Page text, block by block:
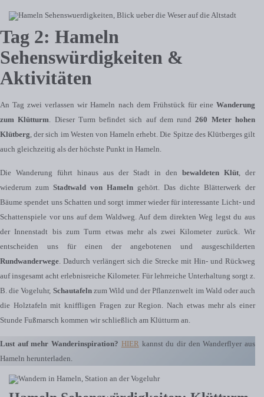
Tag 2: Hameln
Sehenswürdigkeiten &
Aktivitäten
An Tag zwei verlassen wir Hameln nach dem Frühstück für eine Wanderung
zum Klütturm . Dieser Turm befindet sich auf dem rund260 Meter hohen
Klütberg , der sich im Westen von Hameln erhebt. Die Spitze des Klütberges gilt
auch gleichzeitig als der höchste Punkt in Hameln.
Die Wanderung führt hinaus aus der Stadt in den bewaldeten Klüt , der
wiederum zum Stadtwald von Hameln gehört. Das dichte Blätterwerk der
Bäume spendet uns Schatten und sorgt immer wieder für interessante Licht- und
Schattenspiele vor uns auf dem Waldweg. Auf dem direkten Weg legst du aus
der Innenstadt bis zum Turm etwas mehr als zwei Kilometer zurück. Wir
entscheiden uns für einen der angebotenen und ausgeschilderten
Rundwanderwege . Dadurch verlängert sich die Strecke mit Hin- und Rückweg
auf insgesamt acht erlebnisreiche Kilometer. Für lehrreiche Unterhaltung sorgt z.
B. die Vogeluhr, Schautafelnzum Wild und der Pflanzenwelt im Wald oder auch
die Holztafeln mit kniffligen Fragen zur Region. Nach etwas mehr als einer
Stunde Fußmarsch kommen wir schließlich am Klütturm an.
Lust auf mehr Wanderinspiration? HIER kannst du dir den Wanderflyer aus
Hameln herunterladen.